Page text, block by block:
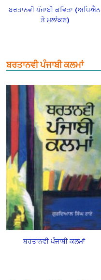
ਬਰਤਾਨਵੀ ਪੰਜਾਬੀ ਕਵਿਤਾ (ਅਧਿਐਨ
ਤੇ ਮੁਲਾਂਕਣ)
ਬਰਤਾਨਵੀ ਪੰਜਾਬੀ ਕਲਮਾਂ
ਬਰਤਾਨਵੀ ਪੰਜਾਬੀ ਕਲਮਾਂ